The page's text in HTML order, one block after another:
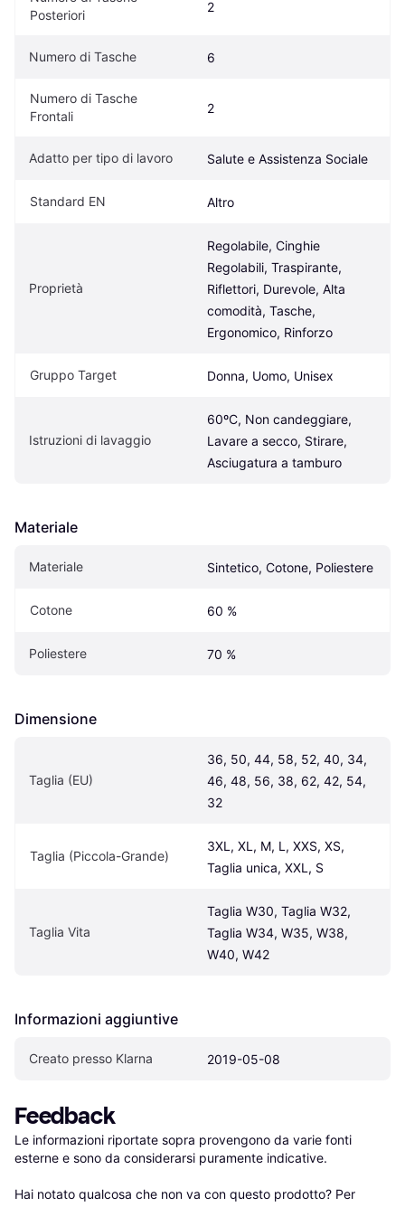
Posteriori
2
Numero di Tasche 6
Numero di Tasche
Frontali
2
Adatto per tipo di lavoro Salute e Assistenza Sociale
Standard EN Altro
Proprietà
Regolabile, Cinghie
Regolabili, Traspirante,
Riflettori, Durevole, Alta
comodità, Tasche,
Ergonomico, Rinforzo
Gruppo Target Donna, Uomo, Unisex
Istruzioni di lavaggio
60ºC, Non candeggiare,
Lavare a secco, Stirare,
Asciugatura a tamburo
Materiale
Materiale Sintetico, Cotone, Poliestere
Cotone 60 %
Poliestere 70 %
Dimensione
Taglia (EU)
36, 50, 44, 58, 52, 40, 34,
46, 48, 56, 38, 62, 42, 54,
32
Taglia (Piccola-Grande)
3XL, XL, M, L, XXS, XS,
Taglia unica, XXL, S
Taglia Vita
Taglia W30, Taglia W32,
Taglia W34, W35, W38,
W40, W42
Informazioni aggiuntive
Creato presso Klarna 2019-05-08
Feedback
Le informazioni riportate sopra provengono da varie fonti
esterne e sono da considerarsi puramente indicative.
Hai notato qualcosa che non va con questo prodotto? Per